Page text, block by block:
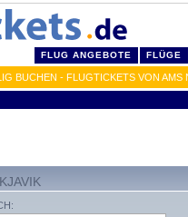
FLUG ANGEBOTE FLÜGE
BUCHEN - FLUGTICKETS VON AMS